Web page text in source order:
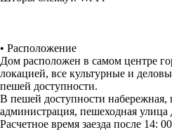
• Расположение
Дом расположен в самом центре
локацией, все культурные и
пешей доступности.
В пешей доступности набережная,
администрация, пешеходная
Расчетное время заезда после 14: